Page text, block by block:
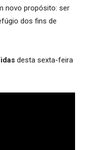
novo propósito: ser
dos fins de
desta sexta-feira